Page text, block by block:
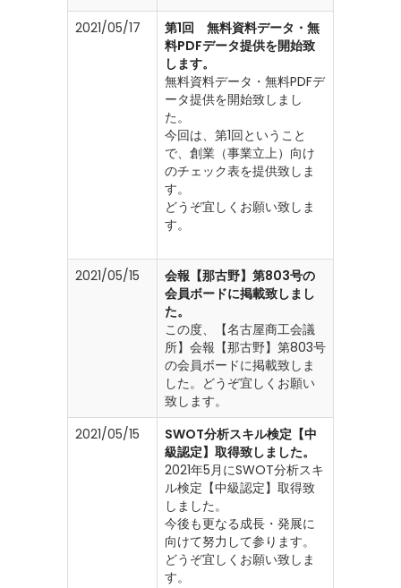
2021/05/17
第1回 無料資料データ・無
料PDFデータ提供を開始致
します。
無料資料データ・無料PDFデ
ータ提供を開始致しまし
た。
今回は、第1回ということ
で、創業（事業立上）向け
のチェック表を提供致しま
す。
どうぞ宜しくお願い致しま
す。
2021/05/15
会報【那古野】第803号の
会員ボードに掲載致しまし
た。
この度、【名古屋商工会議
所】会報【那古野】第803号
の会員ボードに掲載致しま
した。どうぞ宜しくお願い
致します。
2021/05/15
SWOT分析スキル検定【中
級認定】取得致しました。
2021年5月にSWOT分析スキ
ル検定【中級認定】取得致
しました。
今後も更なる成長・発展に
向けて努力して参ります。
どうぞ宜しくお願い致しま
す。